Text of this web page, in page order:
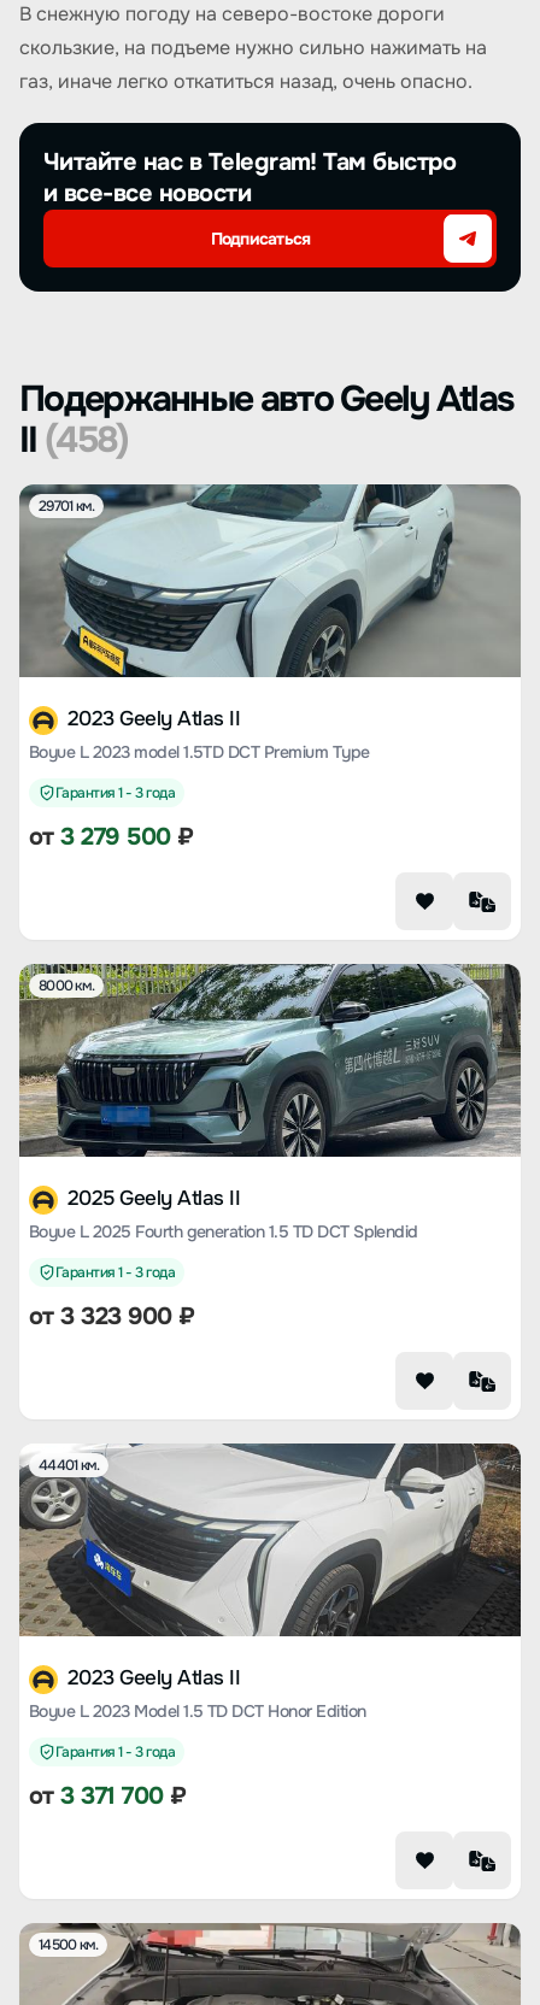
В снежную погоду на северо-востоке дороги
скользкие, на подъеме нужно сильно нажимать на
газ, иначе легко откатиться назад, очень опасно.
Читайте нас в Telegram! Там быстро
и все-все новости
Подписаться
Подержанные авто Geely Atlas
II (458)
29701 км.
2023 Geely Atlas II
Boyue L 2023 model 1.5TD DCT Premium Type
Гарантия 1 - 3 года
от3 279 500₽
8000 км.
2025 Geely Atlas II
Boyue L 2025 Fourth generation 1.5 TD DCT Splendid
Гарантия 1 - 3 года
от3 323 900₽
44401 км.
2023 Geely Atlas II
Boyue L 2023 Model 1.5 TD DCT Honor Edition
Гарантия 1 - 3 года
от3 371 700₽
14500 км.